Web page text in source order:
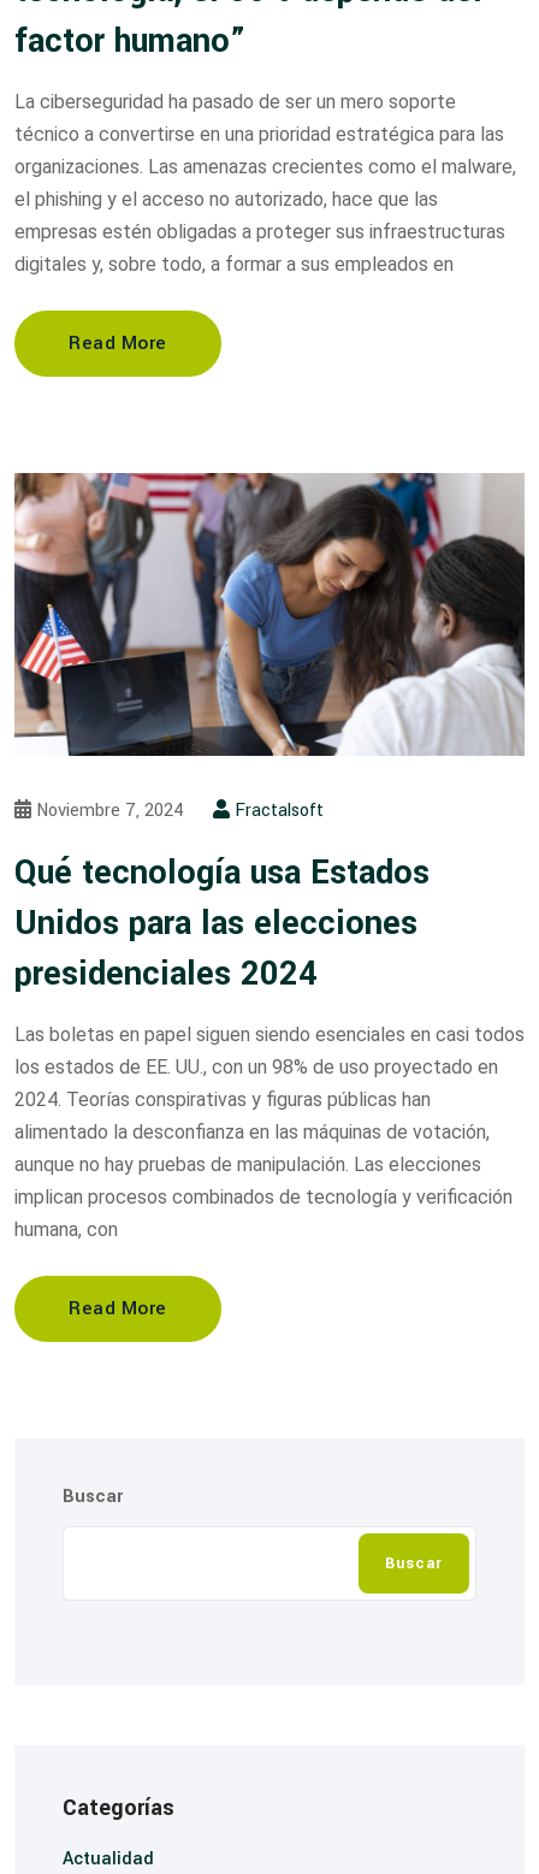
factor humano”
La ciberseguridad ha pasado de ser un mero soporte
técnico a convertirse en una prioridad estratégica para las
organizaciones. Las amenazas crecientes como el malware,
el phishing y el acceso no autorizado, hace que las
empresas estén obligadas a proteger sus infraestructuras
digitales y, sobre todo, a formar a sus empleados en
Read More
Noviembre 7, 2024 Fractalsoft
Qué tecnología usa Estados
Unidos para las elecciones
presidenciales 2024
Las boletas en papel siguen siendo esenciales en casi todos
los estados de EE. UU., con un 98% de uso proyectado en
2024. Teorías conspirativas y figuras públicas han
alimentado la desconfianza en las máquinas de votación,
aunque no hay pruebas de manipulación. Las elecciones
implican procesos combinados de tecnología y verificación
humana, con
Read More
Buscar
Buscar
Categorías
Actualidad